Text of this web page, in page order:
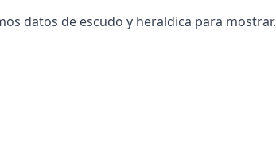
datos de escudo y heraldica para mostrar.